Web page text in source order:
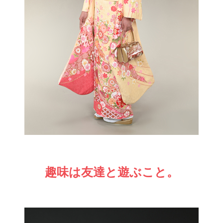
趣味は友達と遊ぶこと。